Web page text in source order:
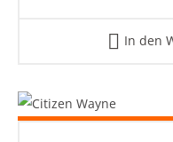
In den